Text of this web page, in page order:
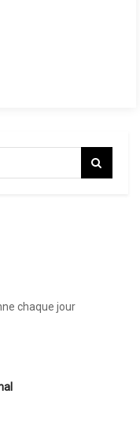
chaque jour